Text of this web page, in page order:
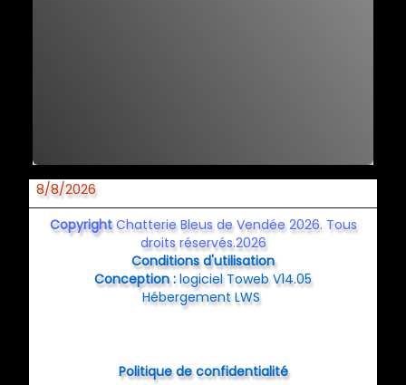
8/8/2026
CopyrightChatterie Bleus de Vendée 2026. Tous
droits réservés.2026
Conditions d'utilisation
Conception : logiciel Toweb V14.05
Hébergement LWS
Politique de confidentialité